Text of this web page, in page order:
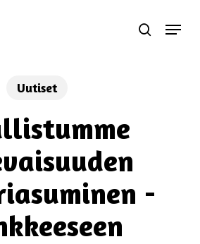
search
Menu
Uutiset
-